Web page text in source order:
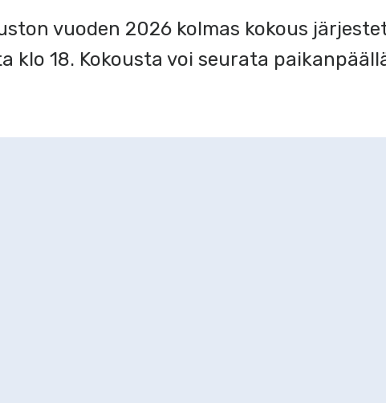
vuoden 2026 kolmas kokous
klo 18. Kokousta voi seurata